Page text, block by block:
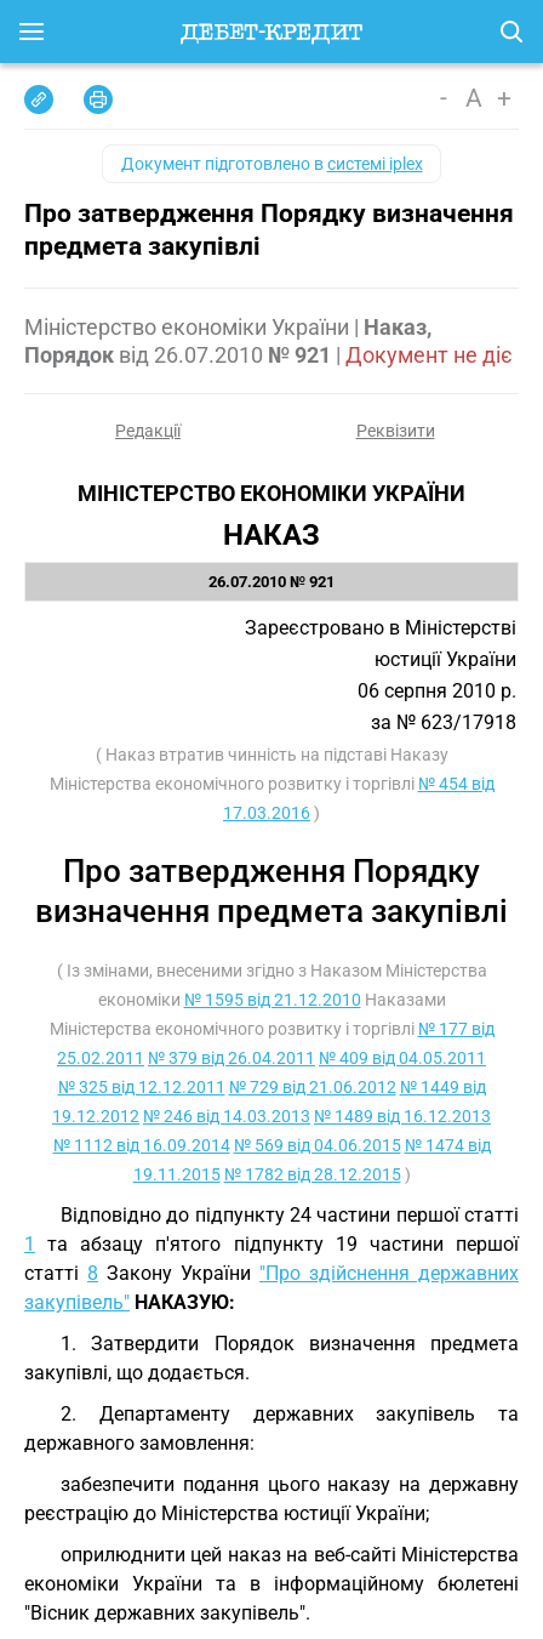
- A +
Документ підготовлено всистемі iplex
Про затвердження Порядку визначення
предмета закупівлі
Міністерство економіки України | Наказ,
Порядок від 26.07.2010 № 921 | Документ не діє
Редакції Реквізити
МІНІСТЕРСТВО ЕКОНОМІКИ УКРАЇНИ
НАКАЗ
26.07.2010 № 921
Зареєстровано в Міністерстві
юстиції України
06 серпня 2010 р.
за № 623/17918
( Наказ втратив чинність на підставі Наказу
Міністерства економічного розвитку і торгівлі № 454 від
17.03.2016)
Про затвердження Порядку
визначення предмета закупівлі
( Із змінами, внесеними згідно з Наказом Міністерства
економіки № 1595 від 21.12.2010 Наказами
Міністерства економічного розвитку і торгівлі № 177 від
25.02.2011 № 379 від 26.04.2011 № 409 від 04.05.2011
№ 325 від 12.12.2011 № 729 від 21.06.2012 № 1449 від
19.12.2012 № 246 від 14.03.2013 № 1489 від 16.12.2013
№ 1112 від 16.09.2014 № 569 від 04.06.2015 № 1474 від
19.11.2015 № 1782 від 28.12.2015)
Відповідно до підпункту 24 частини першої статті
1
та абзацу п'ятого підпункту 19 частини першої
статті 8 Закону України "Про здійснення державних
закупівель" НАКАЗУЮ:
1. Затвердити Порядок визначення предмета
закупівлі, що додається.
2. Департаменту державних закупівель та
державного замовлення:
забезпечити подання цього наказу на державну
реєстрацію до Міністерства юстиції України;
оприлюднити цей наказ на веб-сайті Міністерства
економіки України та в інформаційному бюлетені
"Вісник державних закупівель".